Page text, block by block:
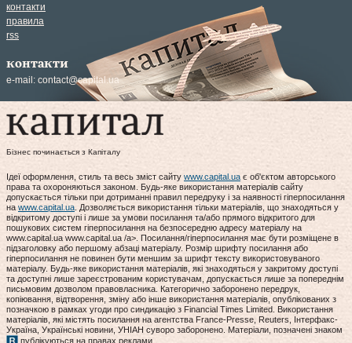
контакти
правила
rss
контакти
e-mail: contact@capital.ua
Бізнес починається з Капіталу
Ідеї оформлення, стиль та весь зміст сайту www.capital.ua є об'єктом авторського
права та охороняються законом. Будь-яке використання матеріалів сайту
допускається тільки при дотриманні правил передруку і за наявності гіперпосилання
на www.capital.ua . Дозволяється використання тільки матеріалів, що знаходяться у
відкритому доступі і лише за умови посилання та/або прямого відкритого для
пошукових систем гіперпосилання на безпосередню адресу матеріалу на
www.capital.ua www.capital.ua /a>. Посилання/гіперпосилання має бути розміщене в
підзаголовку або першому абзаці матеріалу. Розмір шрифту посилання або
гіперпосилання не повинен бути меншим за шрифт тексту використовуваного
матеріалу. Будь-яке використання матеріалів, які знаходяться у закритому доступі
та доступні лише зареєстрованим користувачам, допускається лише за попереднім
письмовим дозволом правовласника. Категорично заборонено передрук,
копіювання, відтворення, зміну або інше використання матеріалів, опублікованих з
позначкою в рамках угоди про синдикацію з Financial Times Limited. Використання
матеріалів, які містять посилання на агентства France-Presse, Reuters, Інтерфакс-
Україна, Українські новини, УНІАН суворо заборонено. Матеріали, позначені знаком
публікуються на правах реклами.